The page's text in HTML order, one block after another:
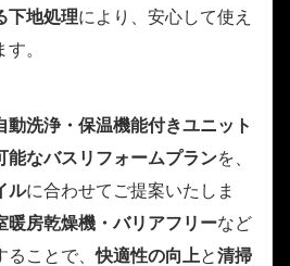
下地処理により、安心して使え
。
動洗浄・保温機能付きユニット
能なバスリフォームプランを、
ルに合わせてご提案いたしま
暖房乾燥機・バリアフリーなど
ることで、快適性の向上と清掃